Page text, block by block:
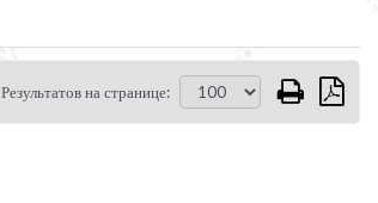
Результатов на странице: